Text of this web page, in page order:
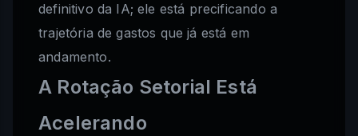
definitivo da IA; ele está precificando a
trajetória de gastos que já está em
andamento.
A Rotação Setorial Está
Acelerando